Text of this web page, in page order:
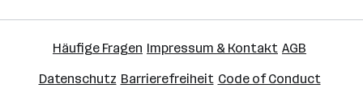
Häufige Fragen Impressum & Kontakt AGB
Datenschutz Barrierefreiheit Code of Conduct